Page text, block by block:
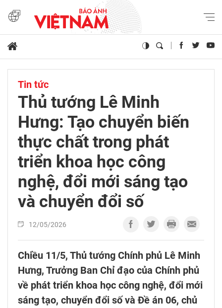
Tin tức
Thủ tướng Lê Minh
Hưng: Tạo chuyển biến
thực chất trong phát
triển khoa học công
nghệ, đổi mới sáng tạo
và chuyển đổi số
12/05/2026
Chiều 11/5, Thủ tướng Chính phủ Lê Minh
Hưng, Trưởng Ban Chỉ đạo của Chính phủ
về phát triển khoa học công nghệ, đổi mới
sáng tạo, chuyển đổi số và Đề án 06, chủ